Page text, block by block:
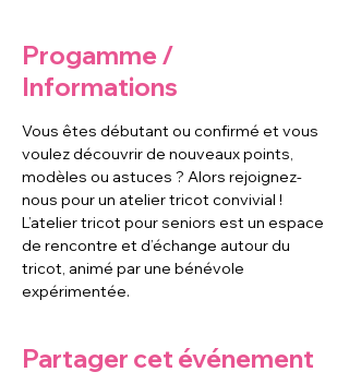
Progamme /
Informations
Vous êtes débutant ou confirmé et vous
voulez découvrir de nouveaux points,
modèles ou astuces ? Alors rejoignez-
nous pour un atelier tricot convivial !
L’atelier tricot pour seniors est un espace
de rencontre et d’échange autour du
tricot, animé par une bénévole
expérimentée.
Partager cet événement